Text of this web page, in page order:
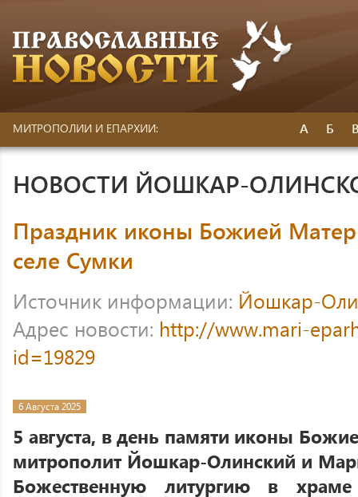
МИТРОПОЛИИ И ЕПАРХИИ: А Б
НОВОСТИ ЙОШКАР-
Праздник иконы Божией
селе Сумки
Источник информации: Йошкар-
Адрес новости: http://www.mari-
id=19829
6 Августа 2025
5 августа, в день памяти иконы
митрополит Йошкар-Олинский и
Божественную литургию в храме